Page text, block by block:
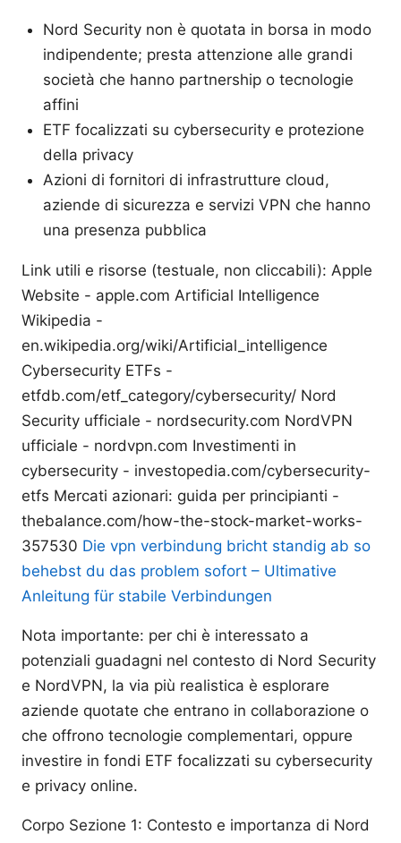
Nord Security non è quotata in borsa in modo
indipendente; presta attenzione alle grandi
società che hanno partnership o tecnologie
affini
ETF focalizzati su cybersecurity e protezione
della privacy
Azioni di fornitori di infrastrutture cloud,
aziende di sicurezza e servizi VPN che hanno
una presenza pubblica
Link utili e risorse (testuale, non cliccabili): Apple
Website - apple.com Artificial Intelligence
Wikipedia -
en.wikipedia.org/wiki/Artificial_intelligence
Cybersecurity ETFs -
etfdb.com/etf_category/cybersecurity/ Nord
Security ufficiale - nordsecurity.com NordVPN
ufficiale - nordvpn.com Investimenti in
cybersecurity - investopedia.com/cybersecurity-
etfs Mercati azionari: guida per principianti -
thebalance.com/how-the-stock-market-works-
357530 Die vpn verbindung bricht standig ab so
behebst du das problem sofort – Ultimative
Anleitung für stabile Verbindungen
Nota importante: per chi è interessato a
potenziali guadagni nel contesto di Nord Security
e NordVPN, la via più realistica è esplorare
aziende quotate che entrano in collaborazione o
che offrono tecnologie complementari, oppure
investire in fondi ETF focalizzati su cybersecurity
e privacy online.
Corpo Sezione 1: Contesto e importanza di Nord